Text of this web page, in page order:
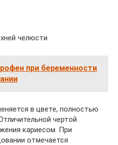
челюсти
при беременности
в цвете, полностью
чертой
кариесом. При
отмечается